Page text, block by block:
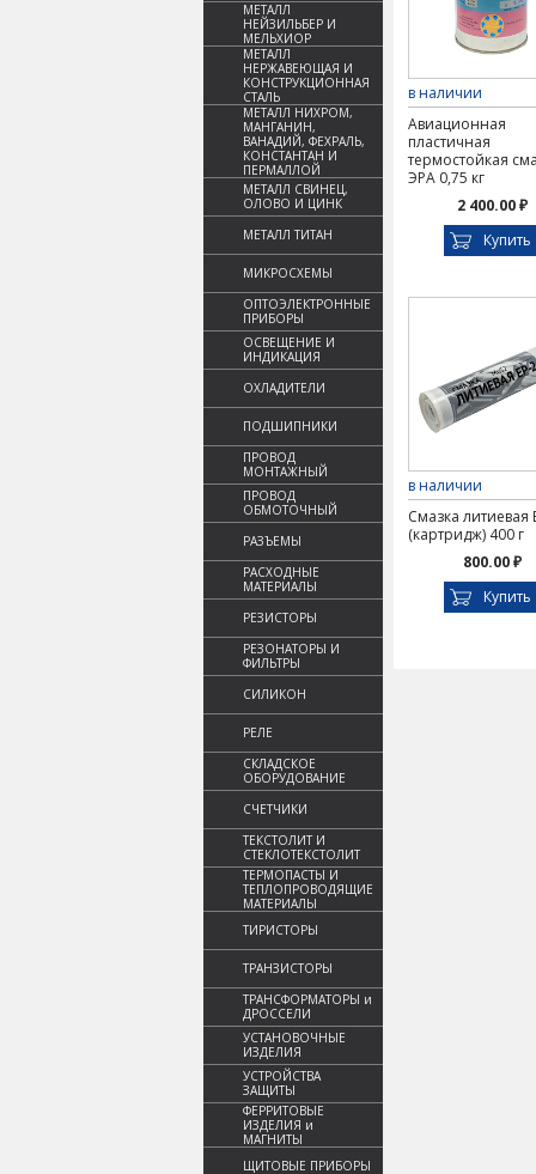
МЕТАЛЛ
НЕЙЗИЛЬБЕР И
МЕЛЬХИОР
МЕТАЛЛ
НЕРЖАВЕЮЩАЯ И
КОНСТРУКЦИОННАЯ
СТАЛЬ
МЕТАЛЛ НИХРОМ,
МАНГАНИН,
ВАНАДИЙ, ФЕХРАЛЬ,
КОНСТАНТАН И
ПЕРМАЛЛОЙ
МЕТАЛЛ СВИНЕЦ,
ОЛОВО И ЦИНК
МЕТАЛЛ ТИТАН
МИКРОСХЕМЫ
ОПТОЭЛЕКТРОННЫЕ
ПРИБОРЫ
ОСВЕЩЕНИЕ И
ИНДИКАЦИЯ
ОХЛАДИТЕЛИ
ПОДШИПНИКИ
ПРОВОД
МОНТАЖНЫЙ
ПРОВОД
ОБМОТОЧНЫЙ
РАЗЪЕМЫ
РАСХОДНЫЕ
МАТЕРИАЛЫ
РЕЗИСТОРЫ
РЕЗОНАТОРЫ И
ФИЛЬТРЫ
СИЛИКОН
РЕЛЕ
СКЛАДСКОЕ
ОБОРУДОВАНИЕ
СЧЕТЧИКИ
ТЕКСТОЛИТ И
СТЕКЛОТЕКСТОЛИТ
ТЕРМОПАСТЫ И
ТЕПЛОПРОВОДЯЩИЕ
МАТЕРИАЛЫ
ТИРИСТОРЫ
ТРАНЗИСТОРЫ
ТРАНСФОРМАТОРЫ и
ДРОССЕЛИ
УСТАНОВОЧНЫЕ
ИЗДЕЛИЯ
УСТРОЙСТВА
ЗАЩИТЫ
ФЕРРИТОВЫЕ
ИЗДЕЛИЯ и
МАГНИТЫ
ЩИТОВЫЕ ПРИБОРЫ
в наличии
Авиационная
пластичная
термостойкая
ЭРА 0,75 кг
2 400.00 ₽
Купить
в наличии
Смазка литиевая
(картридж) 400 г
800.00 ₽
Купить